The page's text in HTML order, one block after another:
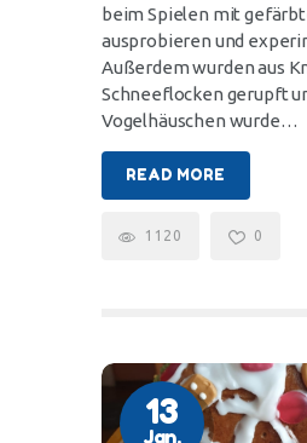
beim Spielen mit
ausprobieren und
Außerdem wurden aus
Schneeflocken gerupft
Vogelhäuschen wurde…
READ MORE
1120 0
13
Jan.